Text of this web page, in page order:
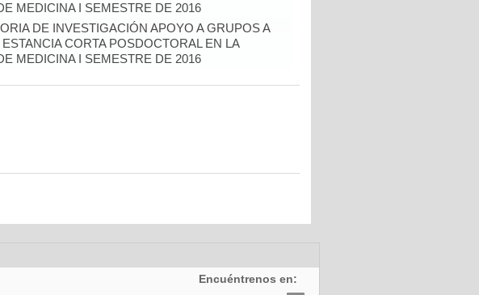
MEDICINA I SEMESTRE DE 2016
DE INVESTIGACIÓN APOYO A GRUPOS A
CORTA POSDOCTORAL EN LA
MEDICINA I SEMESTRE DE 2016
Encuéntrenos en: